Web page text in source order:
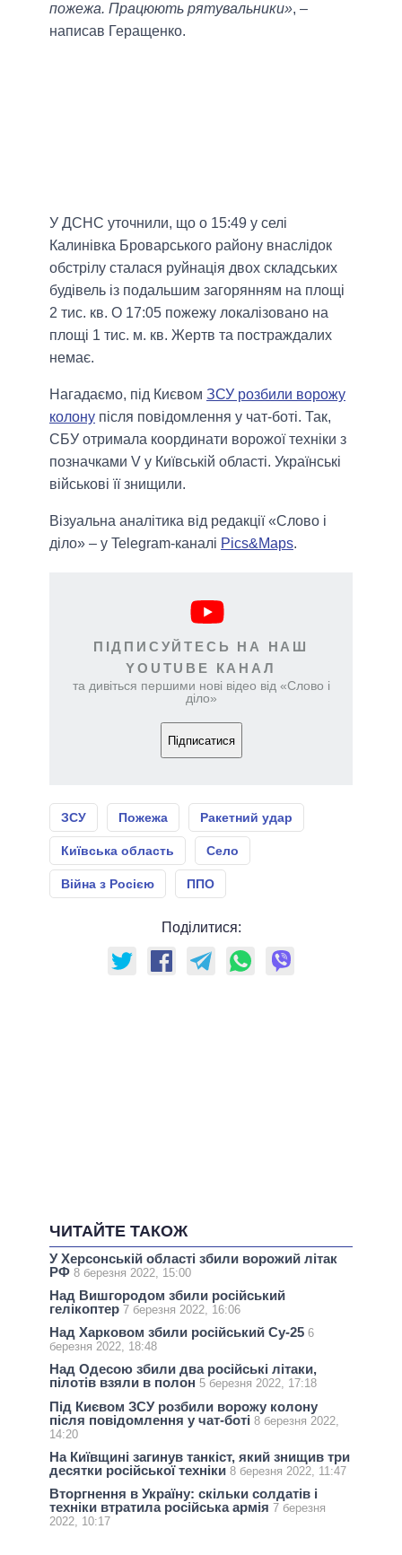
пожежа. Працюють рятувальники», –
написав Геращенко.
У ДСНС уточнили, що о 15:49 у селі
Калинівка Броварського району внаслідок
обстрілу сталася руйнація двох складських
будівель із подальшим загорянням на площі
2 тис. кв. О 17:05 пожежу локалізовано на
площі 1 тис. м. кв. Жертв та постраждалих
немає.
Нагадаємо, під Києвом ЗСУ розбили ворожу
колону після повідомлення у чат-боті. Так,
СБУ отримала координати ворожої техніки з
позначками V у Київській області. Українські
військові її знищили.
Візуальна аналітика від редакції «Слово і
діло» – у Telegram-каналі Pics&Maps.
ПІДПИСУЙТЕСЬ НА НАШ
YOUTUBE КАНАЛ
та дивіться першими нові відео від «Слово і
діло»
Підписатися
ЗСУ Пожежа Ракетний удар
Київська область Село
Війна з Росією ППО
Поділитися:
ЧИТАЙТЕ ТАКОЖ
У Херсонській області збили ворожий літак
РФ 8 березня 2022, 15:00
Над Вишгородом збили російський
гелікоптер 7 березня 2022, 16:06
Над Харковом збили російський Су-25 6
березня 2022, 18:48
Над Одесою збили два російські літаки,
пілотів взяли в полон 5 березня 2022, 17:18
Під Києвом ЗСУ розбили ворожу колону
після повідомлення у чат-боті 8 березня 2022,
14:20
На Київщині загинув танкіст, який знищив три
десятки російської техніки 8 березня 2022, 11:47
Вторгнення в Україну: скільки солдатів і
техніки втратила російська армія 7 березня
2022, 10:17